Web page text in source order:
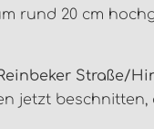
rund 20 cm
Straße/
jetzt